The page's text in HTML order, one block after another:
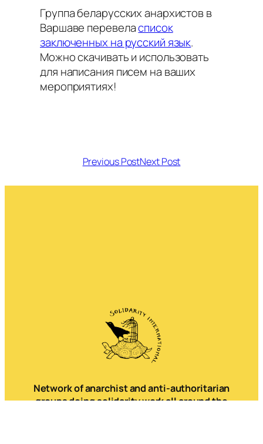
Группа беларусских анархистов в
Варшаве перевеласписок
заключенных на русский язык.
Можно скачивать и использовать
для написания писем на ваших
мероприятиях!
Previous PostNext Post
Network of anarchist and anti-authoritarian
groups doing solidarity work all around the